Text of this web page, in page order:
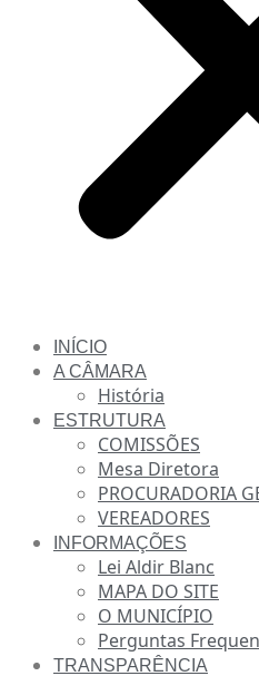
INÍCIO
A CÂMARA
História
ESTRUTURA
COMISSÕES
Mesa Diretora
PROCURADORIA
VEREADORES
INFORMAÇÕES
Lei Aldir Blanc
MAPA DO SITE
O MUNICÍPIO
Perguntas
TRANSPARÊNCIA